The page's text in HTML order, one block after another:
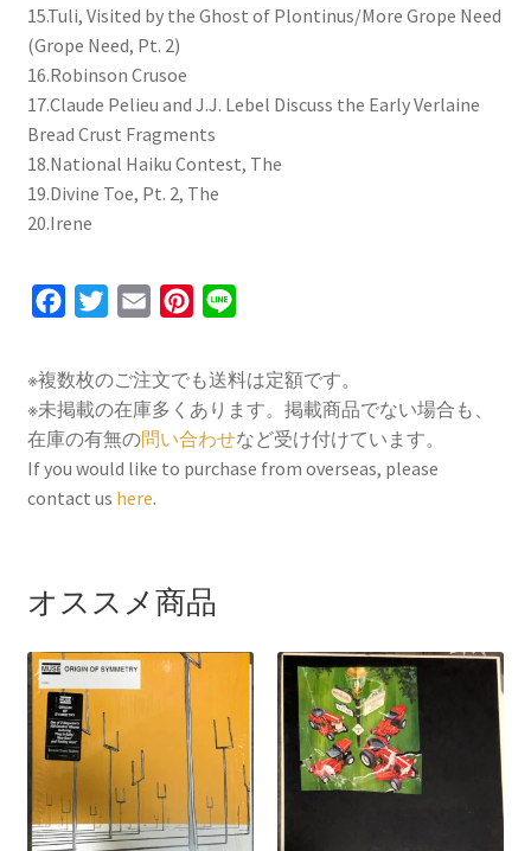
15.Tuli, Visited by the Ghost of Plontinus/More Grope Need
(Grope Need, Pt. 2)
16.Robinson Crusoe
17.Claude Pelieu and J.J. Lebel Discuss the Early Verlaine
Bread Crust Fragments
18.National Haiku Contest, The
19.Divine Toe, Pt. 2, The
20.Irene
c
e
b
o
o
i
t
t
e
r
a
i
l
n
t
e
r
n
e
※複数枚のご注文でも送料は定額です。
※未掲載の在庫多くあります。掲載商品でない場合も、
在庫の有無の問い合わせなど受け付けています。
If you would like to purchase from overseas, please
contact us here.
オススメ商品